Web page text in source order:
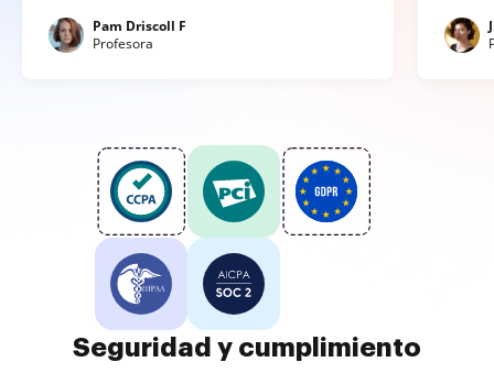
Pam Driscoll F
Profesora
Seguridad y cumplimiento